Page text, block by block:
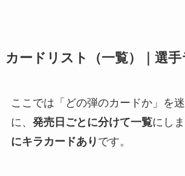
カードリスト（一覧）｜選
ここでは「どの弾のカードか」を
に、 発売日ごとに分けて一覧にしま
にキラカードあり です。